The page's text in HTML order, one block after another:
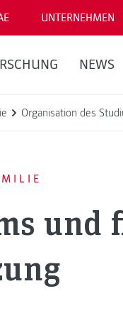
UNTERNEHMEN
NEWS
Organisation des
und